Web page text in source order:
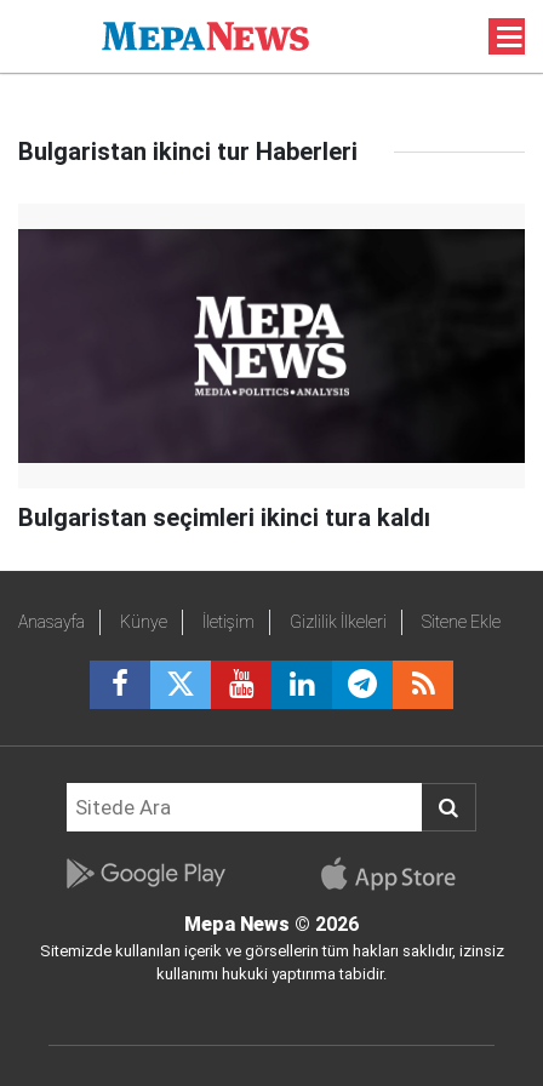
Bulgaristan ikinci tur Haberleri
Bulgaristan seçimleri ikinci tura kaldı
Anasayfa Künye İletişim Gizlilik İlkeleri Sitene Ekle
Mepa News © 2026
Sitemizde kullanılan içerik ve görsellerin tüm hakları saklıdır, izinsiz
kullanımı hukuki yaptırıma tabidir.